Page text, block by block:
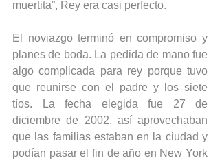
muertita”, Rey era casi perfecto.
El noviazgo terminó en compromiso y
planes de boda. La pedida de mano fue
algo complicada para rey porque tuvo
que reunirse con el padre y los siete
tíos. La fecha elegida fue 27 de
diciembre de 2002, así aprovechaban
que las familias estaban en la ciudad y
podían pasar el fin de año en New York